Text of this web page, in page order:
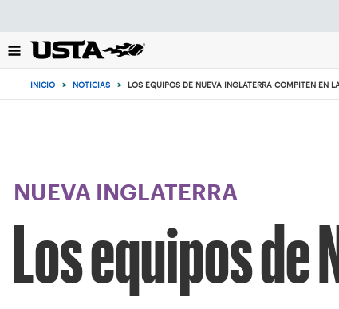
el
botón
INICIO > NOTICIAS > LOS EQUIPOS DE NUEVA INGLATERRA COMPITEN EN
NUEVA INGLATERRA
Los equipos